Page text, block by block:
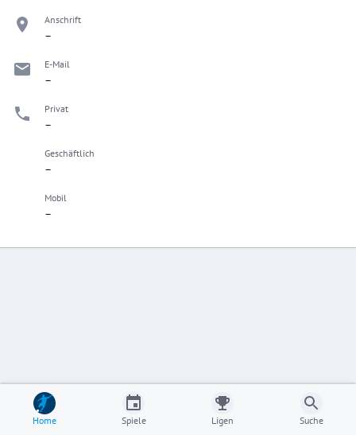
Anschrift
–
E-Mail
–
Privat
–
Geschäftlich
–
Mobil
–
Home Spiele Ligen Suche